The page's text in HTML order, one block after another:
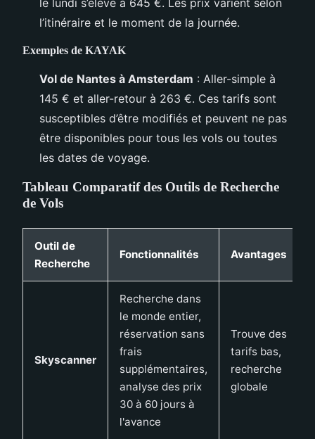
l’itinéraire et le moment de la journée.
Exemples de KAYAK
Vol de Nantes à Amsterdam : Aller-simple à
145 € et aller-retour à 263 €. Ces tarifs sont
susceptibles d’être modifiés et peuvent ne pas
être disponibles pour tous les vols ou toutes
les dates de voyage.
Tableau Comparatif des Outils de Recherche
de Vols
Outil de
Recherche
Fonctionnalités Avantages
Skyscanner
Recherche dans
le monde entier,
réservation sans
frais
supplémentaires,
analyse des prix
30 à 60 jours à
l'avance
Trouve des
tarifs bas,
recherche
globale